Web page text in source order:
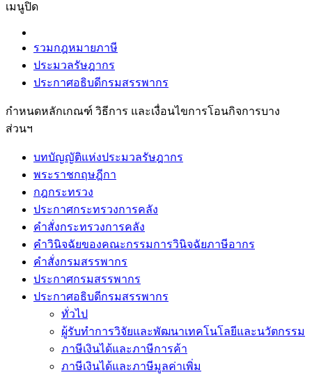
เมนูปิด
รวมกฎหมายภาษี
ประมวลรัษฎากร
ประกาศอธิบดีกรมสรรพากร
กำหนดหลักเกณฑ์ วิธีการ และเงื่อนไขการโอนกิจการบาง
ส่วนฯ
บทบัญญัติแห่งประมวลรัษฎากร
พระราชกฤษฎีกา
กฎกระทรวง
ประกาศกระทรวงการคลัง
คำสั่งกระทรวงการคลัง
คำวินิจฉัยของคณะกรรมการวินิจฉัยภาษีอากร
คำสั่งกรมสรรพากร
ประกาศกรมสรรพากร
ประกาศอธิบดีกรมสรรพากร
ทั่วไป
ผู้รับทำการวิจัยและพัฒนาเทคโนโลยีและนวัตกรรม
ภาษีเงินได้และภาษีการค้า
ภาษีเงินได้และภาษีมูลค่าเพิ่ม